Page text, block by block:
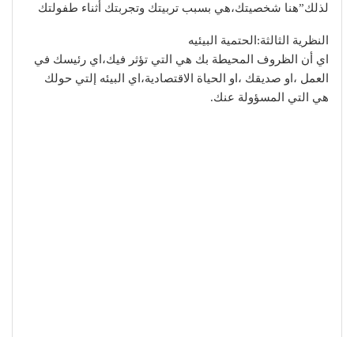
لذلك”هنا شخصيتك،هي بسبب تربيتك وتجربتك أثناء طفولتك
النظرية الثالثة:الحتمية البيئيه
اي أن الظروف المحيطة بك هي التي تؤثر فيك،اي رئيسك في
العمل ،او صديقك ،او الحياة الاقتصادية،اي البيئه إلتي حولك
هي التي المسؤولة عنك.